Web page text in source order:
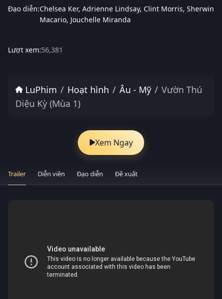
Đạo diễn:Chelsea Ker Adrienne Lindsay Clint Morris Sherwin
Macario Jouchelle Miranda
Lượt xem:56,381
LuPhim Hoạt hình Âu - Mỹ
Vườn Thú
Diệu Kỳ (Mùa 1)
Xem Ngay
Trailer Diễn viên Đạo diễn Đề xuất